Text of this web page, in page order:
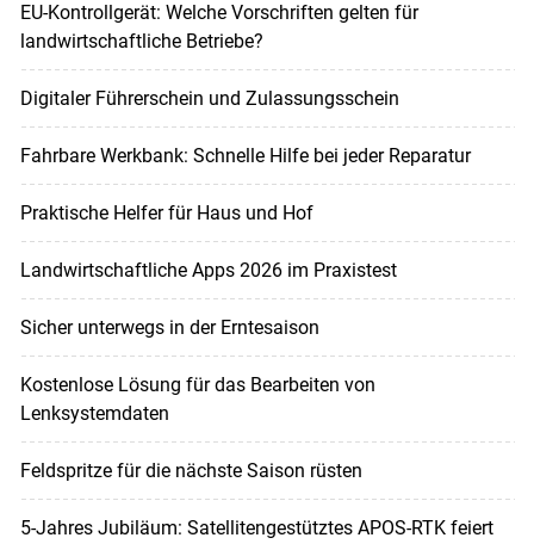
EU-Kontrollgerät: Welche Vorschriften gelten für
landwirtschaftliche Betriebe?
Digitaler Führerschein und Zulassungsschein
Fahrbare Werkbank: Schnelle Hilfe bei jeder Reparatur
Praktische Helfer für Haus und Hof
Landwirtschaftliche Apps 2026 im Praxistest
Sicher unterwegs in der Erntesaison
Kostenlose Lösung für das Bearbeiten von
Lenksystemdaten
Feldspritze für die nächste Saison rüsten
5-Jahres Jubiläum: Satellitengestütztes APOS-RTK feiert